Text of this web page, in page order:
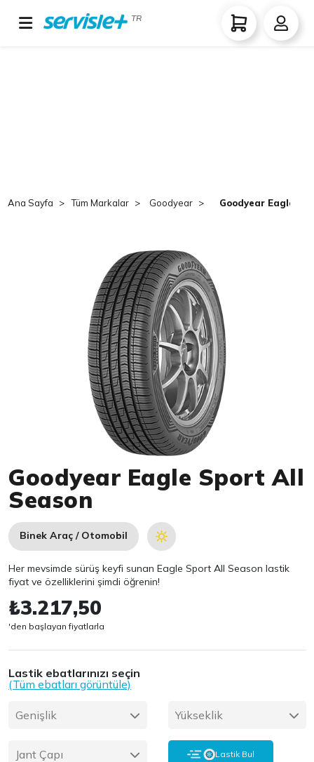
TR
Ana Sayfa Tüm Markalar Goodyear Goodyear Eagle
Goodyear Eagle Sport All
Season
Binek Araç / Otomobil
Her mevsimde sürüş keyfi sunan Eagle Sport All Season lastik
fiyat ve özelliklerini şimdi öğrenin!
₺3.217,50
'den başlayan fiyatlarla
Lastik ebatlarınızı seçin
(Tüm ebatları görüntüle)
Genişlik Yükseklik
Jant Çapı Lastik Bul